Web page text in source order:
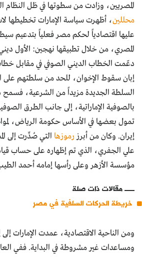
المصريين، وزادت من سطوتها في ظل النظام
محللين، أظهرت سياسة الإمارات تخطيطها
عليها اقتصادياً لحكم مصر فعلياً بتدعيم
المصري، من خلال تطبيقها نهجين: الأول
دعّمت الخطاب الديني الصوفي في مقابل
إبان سقوط الإخوان، للحد من سلطتهم على
السلطة الجديدة مزيداً من الشرعية،
بالصوفية الإماراتية، إلى جانب الطرق
تمول بعضها في الأساس حكومة الرياض،
إيران. وكان من أبرز رموزها التي صُدِّرت إلى
علي الجفري، الذي تم إظهاره على حساب
مؤسسة الأزهر وعلى رأسها إمامه أحمد
مقالات ذات صلة
خريطة الحركات السلفية في مصر
ومن الناحية الاقتصادية، عمدت الإمارات